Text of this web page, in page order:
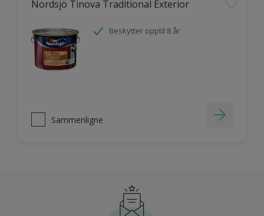
Nordsjö Tinova Traditional Exterior
Beskytter opptil 8 år
Sammenligne